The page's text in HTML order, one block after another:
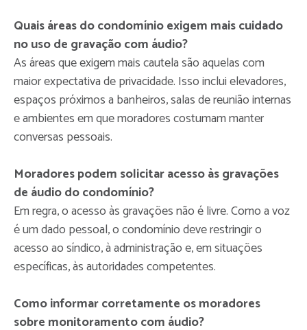
Quais áreas do condomínio exigem mais cuidado
no uso de gravação com áudio?
As áreas que exigem mais cautela são aquelas com
maior expectativa de privacidade. Isso inclui elevadores,
espaços próximos a banheiros, salas de reunião internas
e ambientes em que moradores costumam manter
conversas pessoais.
Moradores podem solicitar acesso às gravações
de áudio do condomínio?
Em regra, o acesso às gravações não é livre. Como a voz
é um dado pessoal, o condomínio deve restringir o
acesso ao síndico, à administração e, em situações
específicas, às autoridades competentes.
Como informar corretamente os moradores
sobre monitoramento com áudio?